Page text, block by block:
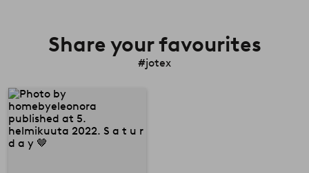
Share your favourites
#jotex